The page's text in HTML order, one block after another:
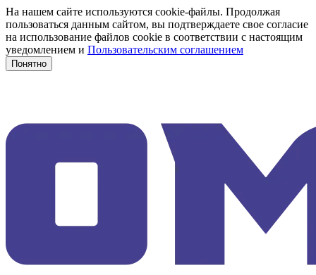
На нашем сайте используются cookie-файлы. Продолжая
пользоваться данным сайтом, вы подтверждаете свое согласие
на использование файлов cookie в соответствии с настоящим
уведомлением и Пользовательским соглашением
Понятно